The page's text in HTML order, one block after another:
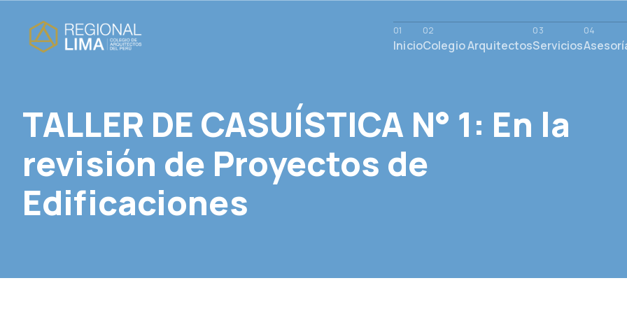
InicioColegio ArquitectosServicios
TALLER DE CASUÍSTICA N° 1: En la
revisión de Proyectos de
Edificaciones